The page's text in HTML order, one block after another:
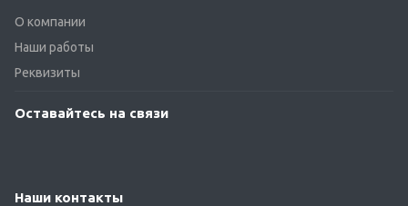
О компании
Наши работы
Реквизиты
Оставайтесь на связи
Наши контакты